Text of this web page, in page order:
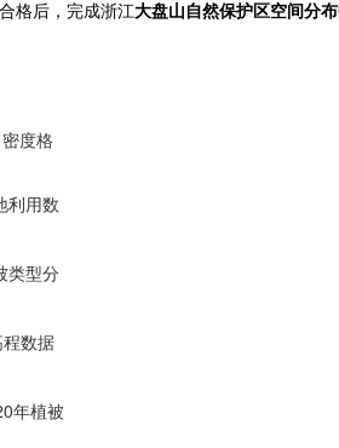
格后，完成浙江大盘山自然保护区空间分布
度格
利用数
类型分
数据
年植被